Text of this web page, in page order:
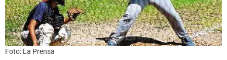
Foto: La Prensa